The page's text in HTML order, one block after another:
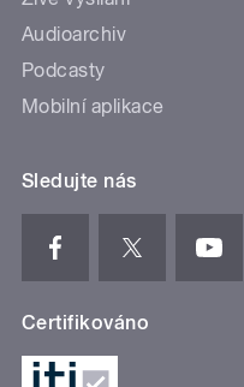
Audioarchiv
Podcasty
Mobilní aplikace
Sledujte nás
Certifikováno